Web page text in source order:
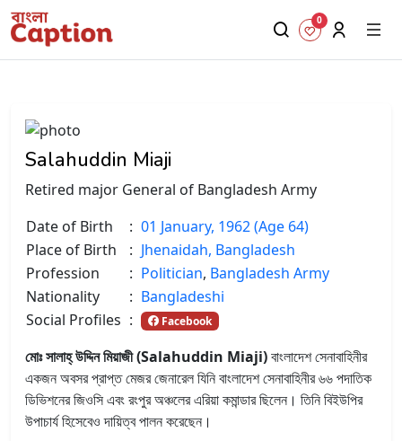
0
Salahuddin Miaji
Retired major General of Bangladesh Army
Date of Birth
: 01 January, 1962 (Age 64)
Place of Birth
: Jhenaidah, Bangladesh
Profession
: Politician, Bangladesh Army
Nationality
: Bangladeshi
Social Profiles : Facebook
মোঃ সালাহ্ উদ্দিন মিয়াজী (Salahuddin Miaji)বাংলাদেশ সেনাবাহিনীর
একজন অবসর প্রাপ্ত মেজর জেনারেল যিনি বাংলাদেশ সেনাবাহিনীর ৬৬ পদাতিক
ডিভিশনের জিওসি এবং রংপুর অঞ্চলের এরিয়া কমান্ডার ছিলেন। তিনি বিইউপির
উপাচার্য হিসেবেও দায়িত্ব পালন করেছেন।